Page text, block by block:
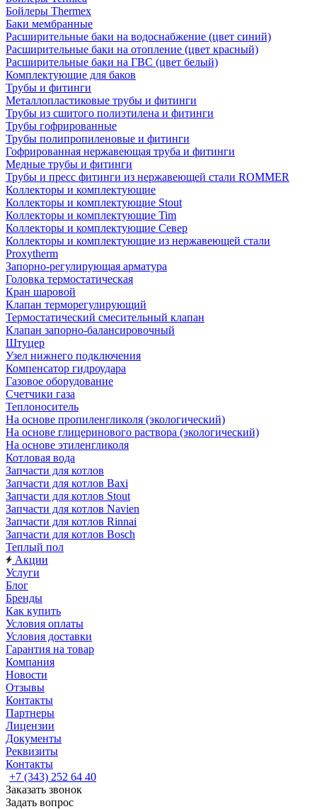
Бойлеры Thermex
Баки мембранные
Расширительные баки на водоснабжение (цвет синий)
Расширительные баки на отопление (цвет красный)
Расширительные баки на ГВС (цвет белый)
Комплектующие для баков
Трубы и фитинги
Металлопластиковые трубы и фитинги
Трубы из сшитого полиэтилена и фитинги
Трубы гофрированные
Трубы полипропиленовые и фитинги
Гофрированная нержавеющая труба и фитинги
Медные трубы и фитинги
Трубы и пресс фитинги из нержавеющей стали ROMMER
Коллекторы и комплектующие
Коллекторы и комплектующие Stout
Коллекторы и комплектующие Tim
Коллекторы и комплектующие Север
Коллекторы и комплектующие из нержавеющей стали
Proxytherm
Запорно-регулирующая арматура
Головка термостатическая
Кран шаровой
Клапан терморегулирующий
Термостатический смесительный клапан
Клапан запорно-балансировочный
Штуцер
Узел нижнего подключения
Компенсатор гидроудара
Газовое оборудование
Счетчики газа
Теплоноситель
На основе пропиленгликоля (экологический)
На основе глицеринового раствора (экологический)
На основе этиленгликоля
Котловая вода
Запчасти для котлов
Запчасти для котлов Baxi
Запчасти для котлов Stout
Запчасти для котлов Navien
Запчасти для котлов Rinnai
Запчасти для котлов Bosch
Теплый пол
Акции
Услуги
Блог
Бренды
Как купить
Условия оплаты
Условия доставки
Гарантия на товар
Компания
Новости
Отзывы
Контакты
Партнеры
Лицензии
Документы
Реквизиты
Контакты
+7 (343) 252 64 40
Заказать звонок
Задать вопрос